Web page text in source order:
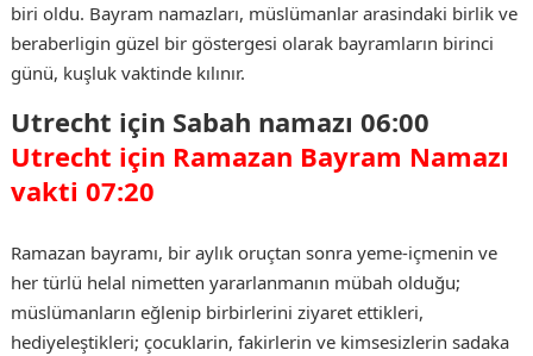
biri oldu. Bayram namazları, müslümanlar arasindaki birlik ve
beraberligin güzel bir göstergesi olarak bayramların birinci
günü, kuşluk vaktinde kılınır.
Utrecht için Sabah namazı 06:00
Utrecht için Ramazan Bayram Namazı
vakti 07:20
Ramazan bayramı, bir aylık oruçtan sonra yeme-içmenin ve
her türlü helal nimetten yararlanmanın mübah olduğu;
müslümanların eğlenip birbirlerini ziyaret ettikleri,
hediyeleştikleri; çocuklarin, fakirlerin ve kimsesizlerin sadaka